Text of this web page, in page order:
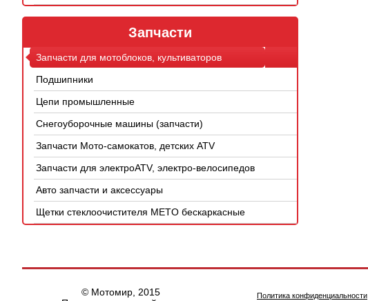
Запчасти
Запчасти для мотоблоков, культиваторов
Подшипники
Цепи промышленные
Снегоуборочные машины (запчасти)
Запчасти Мото-самокатов, детских ATV
Запчасти для электроATV, электро-велосипедов
Авто запчасти и аксессуары
Щетки стеклоочистителя METO бескаркасные
© Мотомир, 2015
Политика конфиденциальности